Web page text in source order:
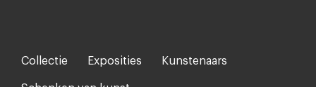
Footer-
menu
Collectie Exposities Kunstenaars